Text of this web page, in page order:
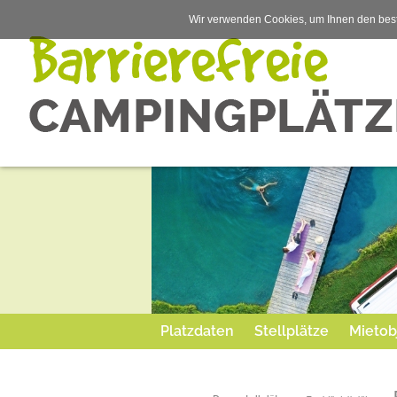
Platzdaten Stellplätze
Wir verwenden Cookies, um Ihnen den